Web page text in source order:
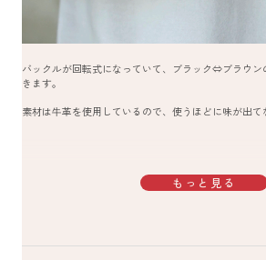
バックルが回転式になっていて、ブラック⇔ブラウン
きます。
素材は牛革を使用しているので、使うほどに味が出て
もっと見る